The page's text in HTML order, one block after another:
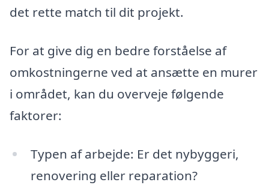
det rette match til dit projekt.
For at give dig en bedre forståelse af
omkostningerne ved at ansætte en murer
i området, kan du overveje følgende
faktorer:
Typen af arbejde: Er det nybyggeri,
renovering eller reparation?